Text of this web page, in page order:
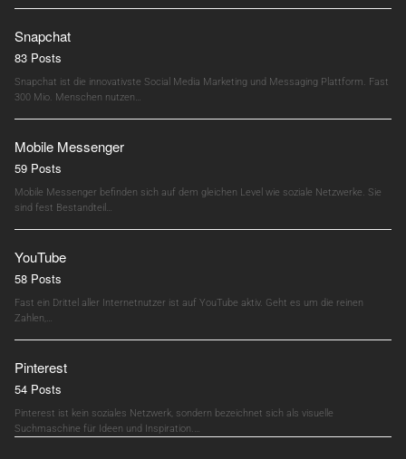
Snapchat
83 Posts
Snapchat ist die innovativste Social Media Marketing und Messaging Plattform. Fast
300 Mio. Menschen nutzen…
Mobile Messenger
59 Posts
Mobile Messenger befinden sich auf dem gleichen Level wie soziale Netzwerke. Sie
sind fest Bestandteil…
YouTube
58 Posts
Fast ein Drittel aller Internetnutzer ist auf YouTube aktiv. Geht es um die reinen
Zahlen,…
Pinterest
54 Posts
Pinterest ist kein soziales Netzwerk, sondern bezeichnet sich als visuelle
Suchmaschine für Ideen und Inspiration.…